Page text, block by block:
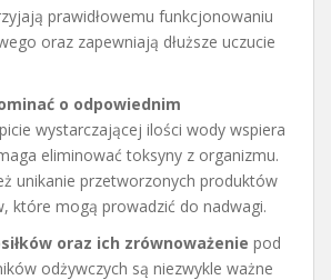
prawidłowemu funkcjonowaniu
oraz zapewniają dłuższe uczucie
o odpowiednim
wystarczającej ilości wody wspiera
eliminować toksyny z organizmu.
unikanie przetworzonych produktów
które mogą prowadzić do nadwagi.
oraz ich zrównoważenie pod
odżywczych są niezwykle ważne